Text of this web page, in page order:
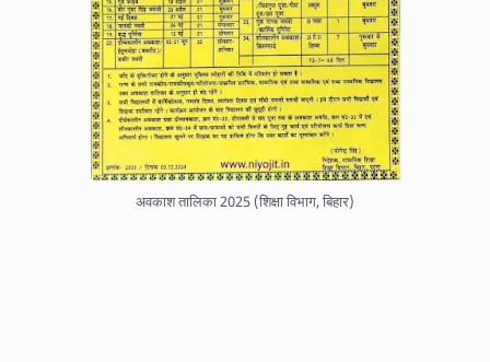
अवकाश तालिका 2025 (शिक्षा विभाग, बिहार)